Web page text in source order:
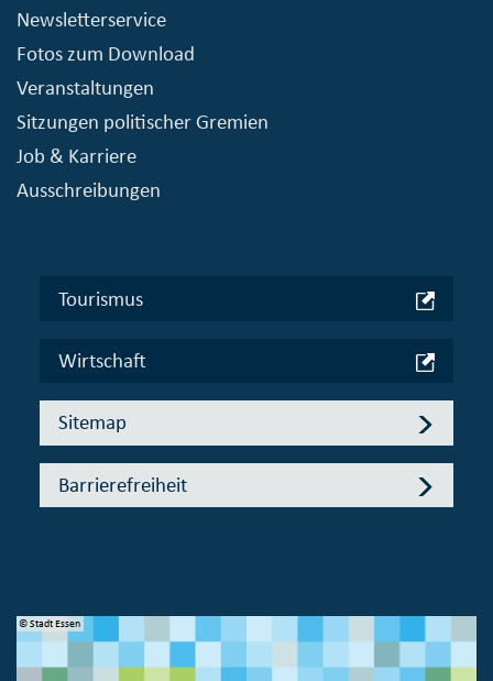
Newsletterservice
Fotos zum Download
Veranstaltungen
Sitzungen politischer Gremien
Job & Karriere
Ausschreibungen
Tourismus
Wirtschaft
Sitemap
Barrierefreiheit
© Stadt Essen